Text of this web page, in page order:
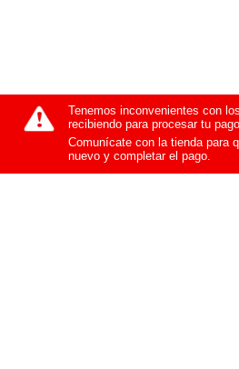
Tenemos inconvenientes con
recibiendo para procesar tu
Comunícate con la tienda para
nuevo y completar el pago.